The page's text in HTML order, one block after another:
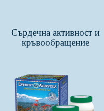
Сърдечна активност и
кръвообращение